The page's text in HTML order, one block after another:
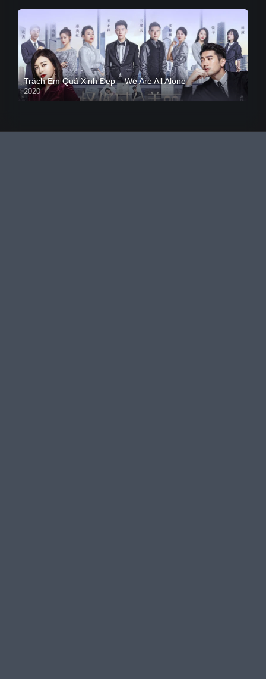
Trách Em Quá Xinh Đẹp – We Are All Alone
2020